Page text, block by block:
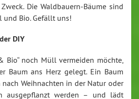
Die Waldbauern-Bäume sind
Bio. Gefällt uns!
DIY
Bio“ noch Müll vermeiden möchte,
Baum ans Herz gelegt. Ein Baum
Weihnachten in der Natur oder
ausgepflanzt werden – und lädt